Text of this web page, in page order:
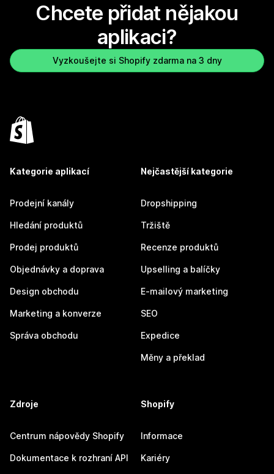
Chcete přidat nějakou
aplikaci?
Vyzkoušejte si Shopify zdarma na 3 dny
Kategorie aplikací
Prodejní kanály
Hledání produktů
Prodej produktů
Objednávky a doprava
Design obchodu
Marketing a konverze
Správa obchodu
Nejčastější kategorie
Dropshipping
Tržiště
Recenze produktů
Upselling a balíčky
E-mailový marketing
SEO
Expedice
Měny a překlad
Zdroje
Centrum nápovědy Shopify
Dokumentace k rozhraní API
Shopify
Informace
Kariéry